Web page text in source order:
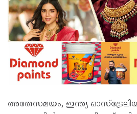
അതേസമയം, ഇന്ത്യ